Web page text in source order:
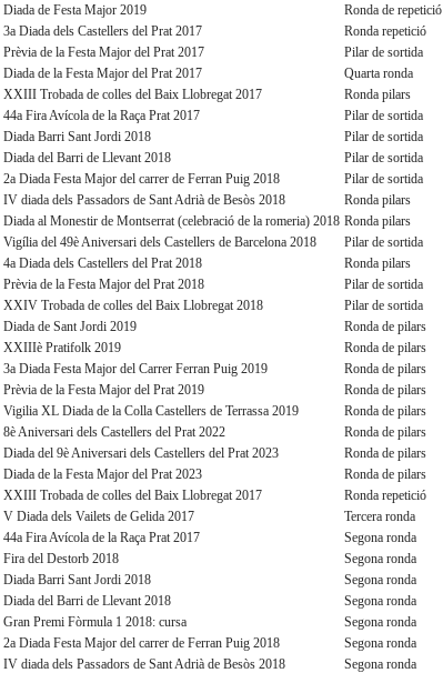
Diada de Festa Major 2019
Ronda de repetició
3a Diada dels Castellers del Prat 2017
Ronda repetició
Prèvia de la Festa Major del Prat 2017
Pilar de sortida
Diada de la Festa Major del Prat 2017
Quarta ronda
XXIII Trobada de colles del Baix Llobregat 2017
Ronda pilars
44a Fira Avícola de la Raça Prat 2017
Pilar de sortida
Diada Barri Sant Jordi 2018
Pilar de sortida
Diada del Barri de Llevant 2018
Pilar de sortida
2a Diada Festa Major del carrer de Ferran Puig 2018
Pilar de sortida
IV diada dels Passadors de Sant Adrià de Besòs 2018
Ronda pilars
Diada al Monestir de Montserrat (celebració de la romeria) 2018 Ronda pilars
Vigília del 49è Aniversari dels Castellers de Barcelona 2018
Pilar de sortida
4a Diada dels Castellers del Prat 2018
Ronda pilars
Prèvia de la Festa Major del Prat 2018
Pilar de sortida
XXIV Trobada de colles del Baix Llobregat 2018
Pilar de sortida
Diada de Sant Jordi 2019
Ronda de pilars
XXIIIè Pratifolk 2019
Ronda de pilars
3a Diada Festa Major del Carrer Ferran Puig 2019
Ronda de pilars
Prèvia de la Festa Major del Prat 2019
Ronda de pilars
Vigilia XL Diada de la Colla Castellers de Terrassa 2019
Ronda de pilars
8è Aniversari dels Castellers del Prat 2022
Ronda de pilars
Diada del 9è Aniversari dels Castellers del Prat 2023
Ronda de pilars
Diada de la Festa Major del Prat 2023
Ronda de pilars
XXIII Trobada de colles del Baix Llobregat 2017
Ronda repetició
V Diada dels Vailets de Gelida 2017
Tercera ronda
44a Fira Avícola de la Raça Prat 2017
Segona ronda
Fira del Destorb 2018
Segona ronda
Diada Barri Sant Jordi 2018
Segona ronda
Diada del Barri de Llevant 2018
Segona ronda
Gran Premi Fòrmula 1 2018: cursa
Segona ronda
2a Diada Festa Major del carrer de Ferran Puig 2018
Segona ronda
IV diada dels Passadors de Sant Adrià de Besòs 2018
Segona ronda